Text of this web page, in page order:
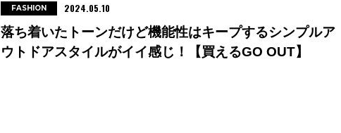
落ち着いたトーンだけど機能性はキープするシンプルア
ウトドアスタイルがイイ感じ！【買えるGO OUT】
FASHION 2024.05.10